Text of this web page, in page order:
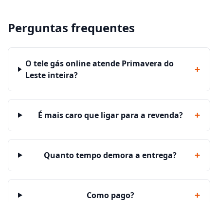
Perguntas frequentes
O tele gás online atende Primavera do
Leste inteira?
+
É mais caro que ligar para a revenda? +
Quanto tempo demora a entrega? +
Como pago? +